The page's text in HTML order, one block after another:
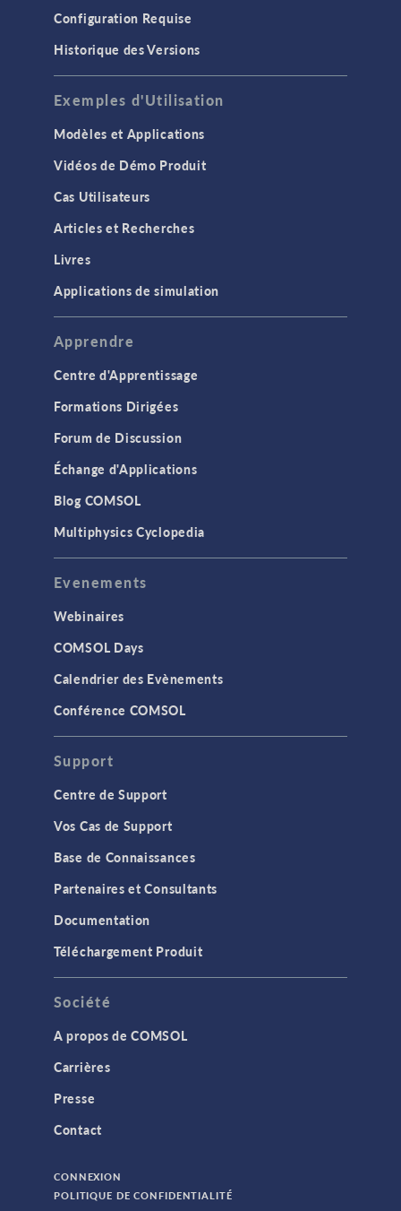
Configuration Requise
Historique des Versions
Exemples d'Utilisation
Modèles et Applications
Vidéos de Démo Produit
Cas Utilisateurs
Articles et Recherches
Livres
Applications de simulation
Apprendre
Centre d'Apprentissage
Formations Dirigées
Forum de Discussion
Échange d'Applications
Blog COMSOL
Multiphysics Cyclopedia
Evenements
Webinaires
COMSOL Days
Calendrier des Evènements
Conférence COMSOL
Support
Centre de Support
Vos Cas de Support
Base de Connaissances
Partenaires et Consultants
Documentation
Téléchargement Produit
Société
A propos de COMSOL
Carrières
Presse
Contact
CONNEXION
POLITIQUE DE CONFIDENTIALITÉ